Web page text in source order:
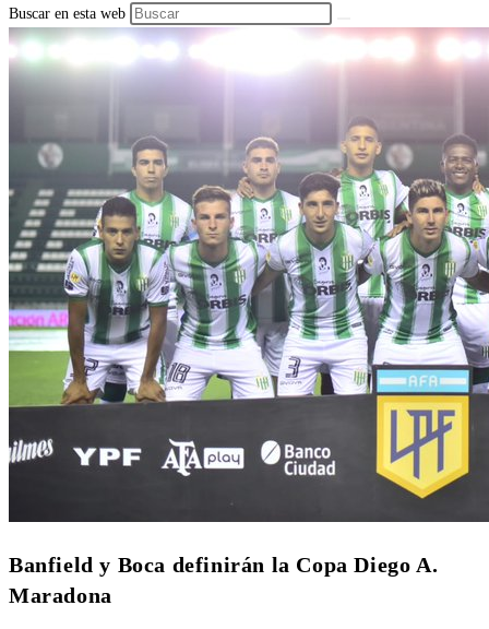
Buscar en esta web
Banfield y Boca definirán la Copa Diego A.
Maradona